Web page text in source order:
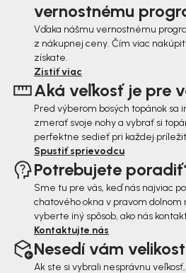
vernostnému
Vďaka nášmu vernostnému
z nákupnej ceny. Čím viac
získate.
Zistiť viac
Aká veľkosť je pre
Pred výberom bosých topánok sa
zmerať svoje nohy a vybrať si
perfektne sedieť pri každej
Spustiť sprievodcu
Potrebujete
Sme tu pre vás, keď nás najviac
chatového okna v pravom dolnom
vyberte iný spôsob, ako nás
Kontaktujte nás
Nesedí vám
Ak ste si vybrali nesprávnu